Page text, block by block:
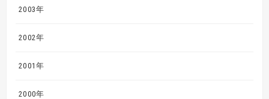
2003年
2002年
2001年
2000年